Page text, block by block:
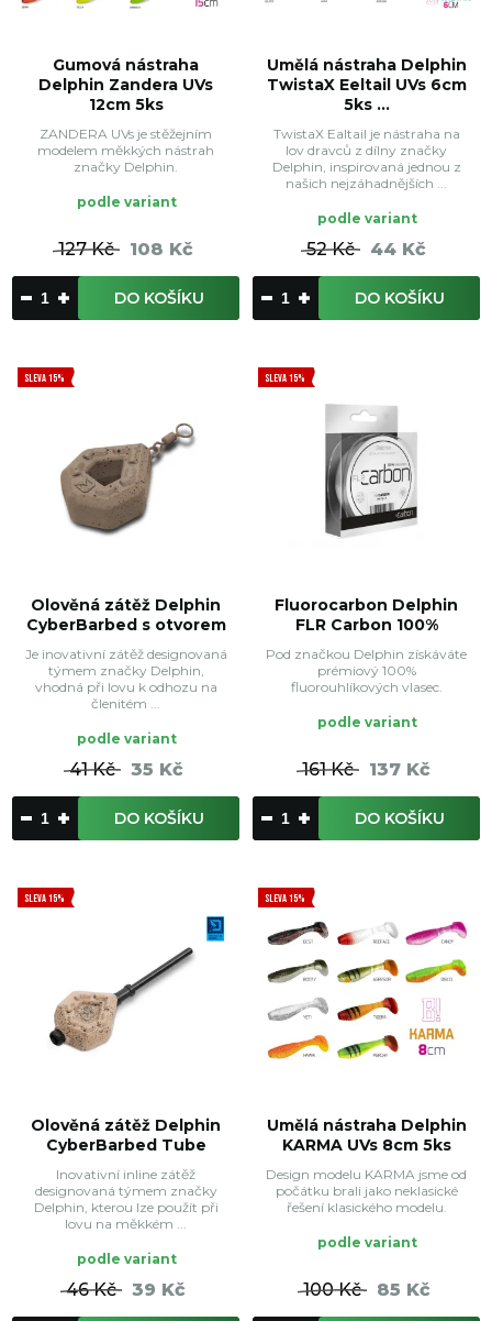
Gumová nástraha
Delphin Zandera UVs
12cm 5ks
ZANDERA UVs je stěžejním
modelem měkkých nástrah
značky Delphin.
podle variant
127 Kč 108 Kč
DO KOŠÍKU
Umělá nástraha Delphin
TwistaX Eeltail UVs 6cm
5ks ...
TwistaX Ealtail je nástraha na
lov dravců z dílny značky
Delphin, inspirovaná jednou z
našich nejzáhadnějších ...
podle variant
52 Kč 44 Kč
DO KOŠÍKU
SLEVA 15%
Olověná zátěž Delphin
CyberBarbed s otvorem
Je inovativní zátěž designovaná
týmem značky Delphin,
vhodná při lovu k odhozu na
členitém ...
podle variant
41 Kč 35 Kč
DO KOŠÍKU
SLEVA 15%
Fluorocarbon Delphin
FLR Carbon 100%
Pod značkou Delphin získáváte
prémiový 100%
fluorouhlíkových vlasec.
podle variant
161 Kč 137 Kč
DO KOŠÍKU
SLEVA 15%
Olověná zátěž Delphin
CyberBarbed Tube
Inovativní inline zátěž
designovaná týmem značky
Delphin, kterou lze použít při
lovu na měkkém ...
podle variant
46 Kč 39 Kč
SLEVA 15%
Umělá nástraha Delphin
KARMA UVs 8cm 5ks
Design modelu KARMA jsme od
počátku brali jako neklasické
řešení klasického modelu.
podle variant
100 Kč 85 Kč